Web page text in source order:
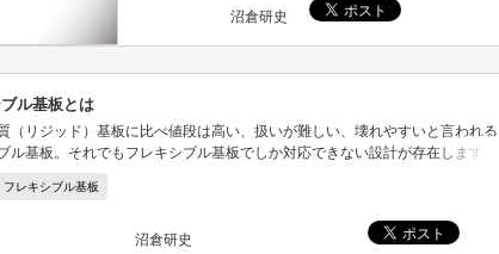
沼倉研史
ル基板とは
（リジッド）基板に比べ値段は高い、扱いが難しい、壊れやすいと言われる
ル基板。それでもフレキシブル基板でしか対応できない設計が存在します。
フレキシブル基板
沼倉研史